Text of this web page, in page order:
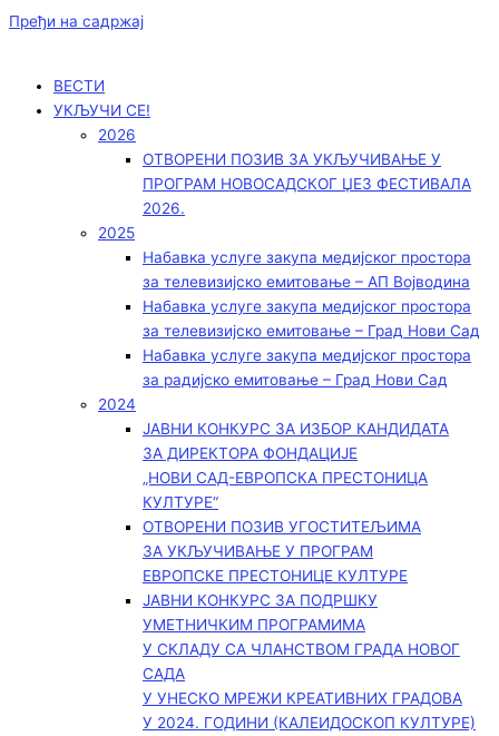
Пређи на садржај
ВЕСТИ
УКЉУЧИ СЕ!
2026
ОТВОРЕНИ ПОЗИВ ЗА УКЉУЧИВАЊЕ У
ПРОГРАМ НОВОСАДСКОГ ЏЕЗ ФЕСТИВАЛА
2026.
2025
Набавка услуге закупа медијског простора
за телевизијско емитовање – АП Војводинa
Набавка услуге закупа медијског простора
за телевизијско емитовање – Град Нови Сад
Набавка услуге закупа медијског простора
за радијско емитовање – Град Нови Сад
2024
ЈАВНИ КОНКУРС ЗА ИЗБОР КАНДИДАТА
ЗА ДИРЕКТОРА ФОНДАЦИЈЕ
„НОВИ САД-ЕВРОПСКА ПРЕСТОНИЦА
КУЛТУРЕ“
ОТВОРЕНИ ПОЗИВ УГОСТИТЕЉИМА
ЗА УКЉУЧИВАЊЕ У ПРОГРАМ
ЕВРОПСКЕ ПРЕСТОНИЦЕ КУЛТУРЕ
ЈАВНИ КОНКУРС ЗА ПОДРШКУ
УМЕТНИЧКИМ ПРОГРАМИМА
У СКЛАДУ СА ЧЛАНСТВОМ ГРАДА НОВОГ
САДА
У УНЕСКО МРЕЖИ КРЕАТИВНИХ ГРАДОВА
У 2024. ГОДИНИ (КАЛЕИДОСКОП КУЛТУРЕ)